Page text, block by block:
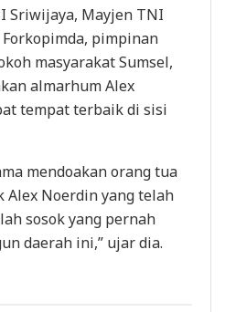
Sriwijaya, Mayjen TNI
pimpinan
masyarakat Sumsel,
almarhum Alex
tempat terbaik di sisi
mendoakan orang tua
Alex Noerdin yang telah
sosok yang pernah
daerah ini,” ujar dia.